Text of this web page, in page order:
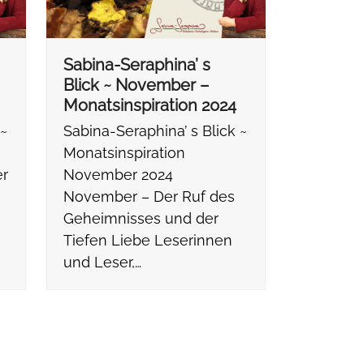
Sabina-Seraphina’ s
Blick ~ November –
Monatsinspiration 2024
Sabina-Seraphina’ s Blick ~
Monatsinspiration
November 2024
November – Der Ruf des
Geheimnisses und der
Tiefen Liebe Leserinnen
und Leser,…